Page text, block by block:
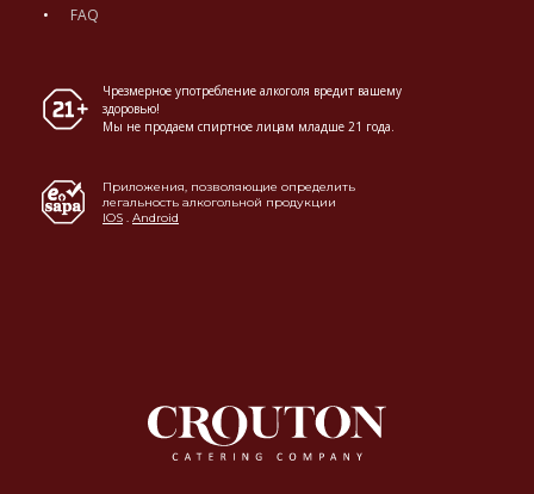
FAQ
Чрезмерное употребление алкоголя вредит вашему
здоровью!
Мы не продаем спиртное лицам младше 21 года.
Приложения, позволяющие определить
легальность алкогольной продукции
IOS . Android